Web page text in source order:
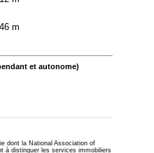
m
et autonome)
dont la National Association of
à distinguer les services immobiliers